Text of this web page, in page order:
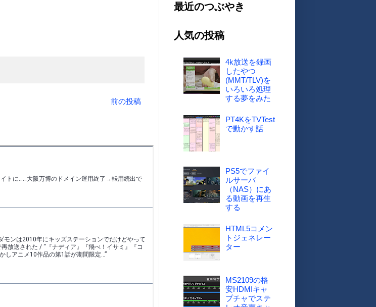
前の投稿
最近のつぶやき
人気の投稿
4k放送を録画
したやつ
(MMT/TLV)を
いろいろ処理
する夢をみた
PT4KをTVTest
で動かす話
PS5でファイ
ルサーバ
（NAS）にあ
る動画を再生
する
HTML5コメン
トジェネレー
ター
MS2109の格
安HDMIキャ
プチャでステ